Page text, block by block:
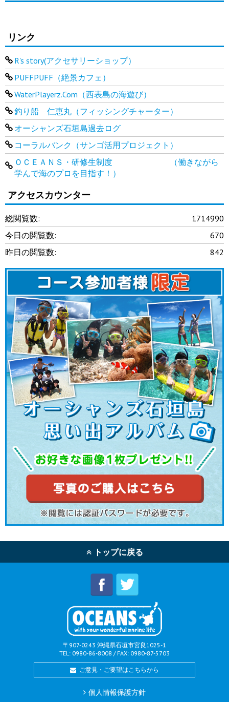
リンク
R's story(アクセサリーショップ）
PUFFPUFF（絶景カフェ）
WaterPlayerz.Com（西表島の海遊び）
釣り船 仁恵丸（フィッシングチャーター）
オーシャンズ石垣島過去ログ
コーラルバンク（サンゴ活用プロジェクト）
ＯＣＥＡＮＳ・研修生制度 （働きながら
学んで海のプロを目指す！）
アクセスカウンター
1714990
総閲覧数:
670
今日の閲覧数:
842
昨日の閲覧数:
トップに戻る
〒907-0243 沖縄県石垣市宮良1025-1
TEL: 0980-86-8008 / FAX: 0980-87-5703
ご意見・ご要望はこちらから
個人情報保護方針